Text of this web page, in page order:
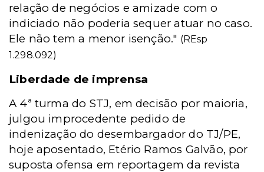
relação de negócios e amizade com o
indiciado não poderia sequer atuar no caso.
Ele não tem a menor isenção." (REsp
1.298.092)
Liberdade de imprensa
A 4ª turma do STJ, em decisão por maioria,
julgou improcedente pedido de
indenização do desembargador do TJ/PE,
hoje aposentado, Etério Ramos Galvão, por
suposta ofensa em reportagem da revista